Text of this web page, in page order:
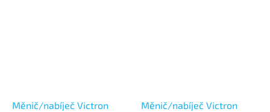
Měnič/nabíječ Victron
Měnič/nabíječ Victron